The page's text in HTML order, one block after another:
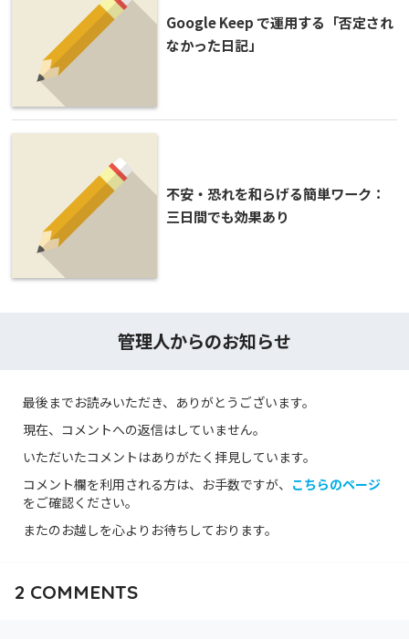
Google Keep で運用する「否定され
なかった日記」
不安・恐れを和らげる簡単ワーク：
三日間でも効果あり
管理人からのお知らせ
最後までお読みいただき、ありがとうございます。
現在、コメントへの返信はしていません。
いただいたコメントはありがたく拝見しています。
コメント欄を利用される方は、お手数ですが、 こちらのページ
をご確認ください。
またのお越しを心よりお待ちしております。
2 COMMENTS